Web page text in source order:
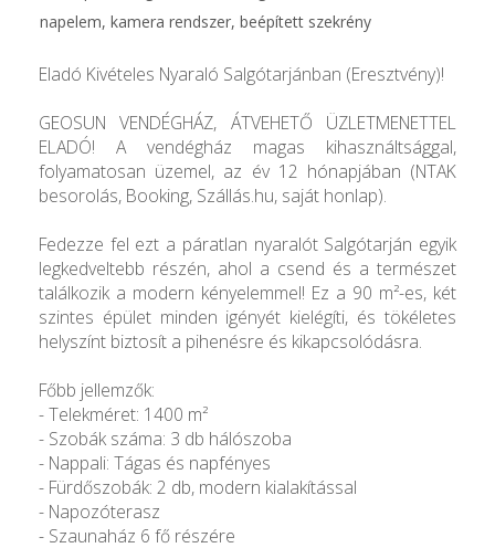
napelem, kamera rendszer, beépített szekrény
Eladó Kivételes Nyaraló Salgótarjánban (Eresztvény)!
GEOSUN VENDÉGHÁZ, ÁTVEHETŐ ÜZLETMENETTEL
ELADÓ! A vendégház magas kihasználtsággal,
folyamatosan üzemel, az év 12 hónapjában (NTAK
besorolás, Booking, Szállás.hu, saját honlap).
Fedezze fel ezt a páratlan nyaralót Salgótarján egyik
legkedveltebb részén, ahol a csend és a természet
találkozik a modern kényelemmel! Ez a 90 m²-es, két
szintes épület minden igényét kielégíti, és tökéletes
helyszínt biztosít a pihenésre és kikapcsolódásra.
Főbb jellemzők:
- Telekméret: 1400 m²
- Szobák száma: 3 db hálószoba
- Nappali: Tágas és napfényes
- Fürdőszobák: 2 db, modern kialakítással
- Napozóterasz
- Szaunaház 6 fő részére